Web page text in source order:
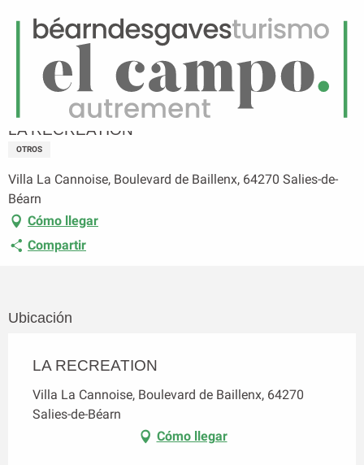
Menú
Página principal LA RECREATION
LA RECREATION
OTROS
Villa La Cannoise, Boulevard de Baillenx, 64270 Salies-de-
Béarn
Cómo llegar
Compartir
Ubicación
LA RECREATION
Villa La Cannoise, Boulevard de Baillenx, 64270
Salies-de-Béarn
Cómo llegar